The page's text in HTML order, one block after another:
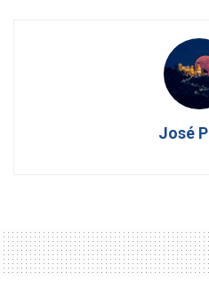
José